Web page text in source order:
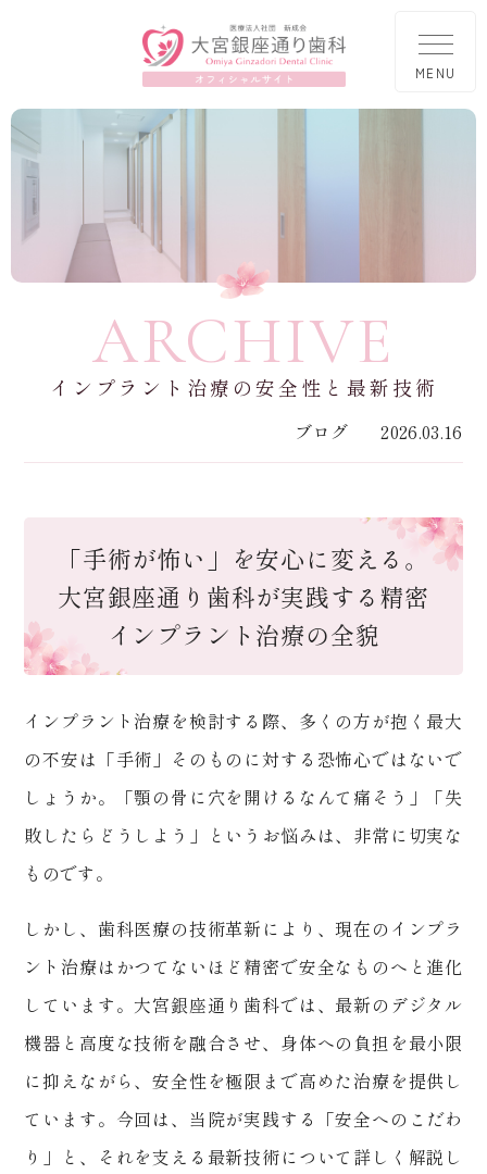
ARCHIVE
インプラント治療の安全性と最新技術
ブログ 2026.03.16
「手術が怖い」を安心に変える。
大宮銀座通り歯科が実践する精密
インプラント治療の全貌
インプラント治療を検討する際、多くの方が抱く最大
の不安は「手術」そのものに対する恐怖心ではないで
しょうか。「顎の骨に穴を開けるなんて痛そう」「失
敗したらどうしよう」というお悩みは、非常に切実な
ものです。
しかし、歯科医療の技術革新により、現在のインプラ
ント治療はかつてないほど精密で安全なものへと進化
しています。大宮銀座通り歯科では、最新のデジタル
機器と高度な技術を融合させ、身体への負担を最小限
に抑えながら、安全性を極限まで高めた治療を提供し
ています。今回は、当院が実践する「安全へのこだわ
り」と、それを支える最新技術について詳しく解説し